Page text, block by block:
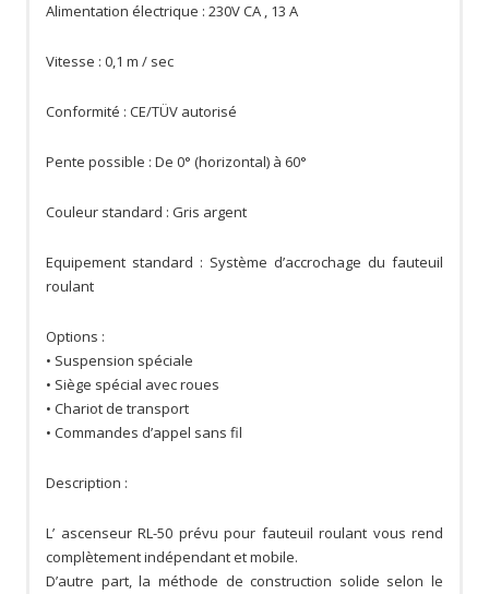
Alimentation électrique : 230V CA , 13 A
Vitesse : 0,1 m / sec
Conformité : CE/TÜV autorisé
Pente possible : De 0° (horizontal) à 60°
Couleur standard : Gris argent
Equipement standard : Système d’accrochage du fauteuil
roulant
Options :
• Suspension spéciale
• Siège spécial avec roues
• Chariot de transport
• Commandes d’appel sans fil
Description :
L’ ascenseur RL-50 prévu pour fauteuil roulant vous rend
complètement indépendant et mobile.
D’autre part, la méthode de construction solide selon le